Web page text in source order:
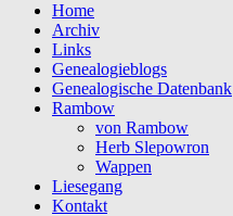
Home
Archiv
Links
Genealogieblogs
Genealogische Datenbank
Rambow
von Rambow
Herb Slepowron
Wappen
Liesegang
Kontakt